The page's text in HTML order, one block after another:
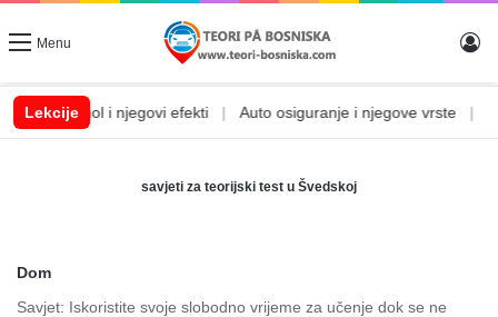
Menu
Lekcije
Alkohol i njegovi efekti | Auto osiguranje i njegove vrste |
savjeti za teorijski test u Švedskoj
Dom
Savjet: Iskoristite svoje slobodno vrijeme za učenje dok se ne